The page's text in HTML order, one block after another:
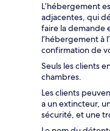
L’hébergement
adjacentes, qui
faire la demande
l’hébergement à
confirmation de
Seuls les clients
chambres.
Les clients
a un extincteur,
sécurité, et une